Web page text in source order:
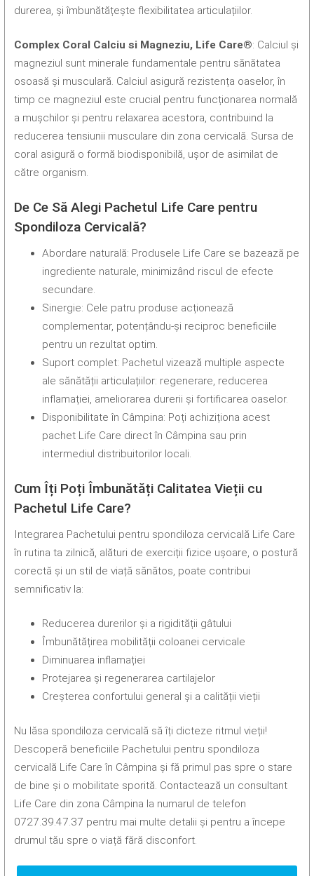
durerea, și îmbunătățește flexibilitatea articulațiilor.
Complex Coral Calciu si Magneziu, Life Care®: Calciul și
magneziul sunt minerale fundamentale pentru sănătatea
osoasă și musculară. Calciul asigură rezistența oaselor, în
timp ce magneziul este crucial pentru funcționarea normală
a mușchilor și pentru relaxarea acestora, contribuind la
reducerea tensiunii musculare din zona cervicală. Sursa de
coral asigură o formă biodisponibilă, ușor de asimilat de
către organism.
De Ce Să Alegi Pachetul Life Care pentru
Spondiloza Cervicală?
Abordare naturală: Produsele Life Care se bazează pe
ingrediente naturale, minimizând riscul de efecte
secundare.
Sinergie: Cele patru produse acționează
complementar, potențându-și reciproc beneficiile
pentru un rezultat optim.
Suport complet: Pachetul vizează multiple aspecte
ale sănătății articulațiilor: regenerare, reducerea
inflamației, ameliorarea durerii și fortificarea oaselor.
Disponibilitate în Câmpina: Poți achiziționa acest
pachet Life Care direct în Câmpina sau prin
intermediul distribuitorilor locali.
Cum Îți Poți Îmbunătăți Calitatea Vieții cu
Pachetul Life Care?
Integrarea Pachetului pentru spondiloza cervicală Life Care
în rutina ta zilnică, alături de exerciții fizice ușoare, o postură
corectă și un stil de viață sănătos, poate contribui
semnificativ la:
Reducerea durerilor și a rigidității gâtului
Îmbunătățirea mobilității coloanei cervicale
Diminuarea inflamației
Protejarea și regenerarea cartilajelor
Creșterea confortului general și a calității vieții
Nu lăsa spondiloza cervicală să îți dicteze ritmul vieții!
Descoperă beneficiile Pachetului pentru spondiloza
cervicală Life Care în Câmpina și fă primul pas spre o stare
de bine și o mobilitate sporită. Contactează un consultant
Life Care din zona Câmpina la numarul de telefon
0727.39.47.37 pentru mai multe detalii și pentru a începe
drumul tău spre o viață fără disconfort.